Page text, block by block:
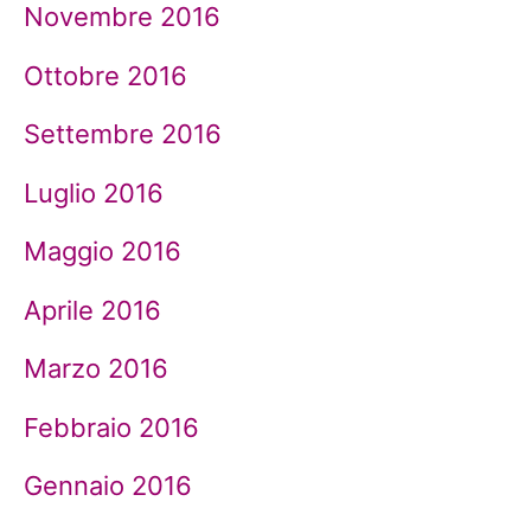
Novembre 2016
Ottobre 2016
Settembre 2016
Luglio 2016
Maggio 2016
Aprile 2016
Marzo 2016
Febbraio 2016
Gennaio 2016